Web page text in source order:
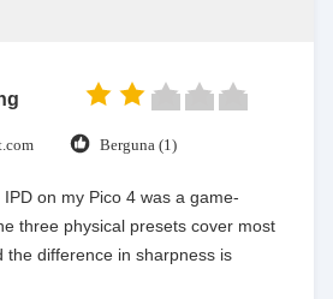
Berguna (1)
on my Pico 4 was a game-
three physical presets cover most
the difference in sharpness is